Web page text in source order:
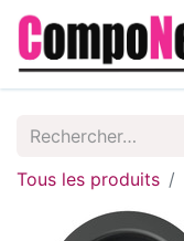
Tous les produits